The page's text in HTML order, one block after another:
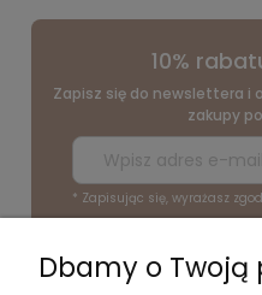
10%
Zapisz się do newslettera i
zakupy
* Zapisując się, wyrażasz
Dbamy o